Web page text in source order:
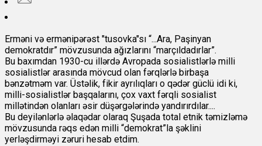
Erməni və ermənipərəst "tusovka"sı “...Ara, Paşinyan
demokratdır” mövzusunda ağızlarını “marçıldadırlar”.
Bu baxımdan 1930-cu illərdə Avropada sosialistlərlə milli
sosialistlər arasında mövcud olan fərqlərlə birbaşa
bənzətməm var. Üstəlik, fikir ayrılıqları o qədər güclü idi ki,
milli-sosialistlər başqalarını, çox vaxt fərqli sosialist
millətindən olanları əsir düşərgələrində yandırırdılar....
Bu deyilənlərlə əlaqədar olaraq Şuşada total etnik təmizləmə
mövzusunda rəqs edən milli “demokrat”la şəklini
yerləşdirməyi zəruri hesab etdim.